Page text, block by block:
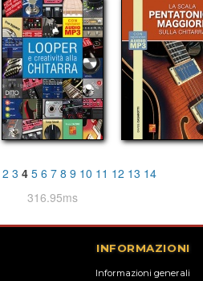
2 3 4 5 6 7 8 9 10 11 12 13 14
316.95ms
INFORMAZIONI
Informazioni generali